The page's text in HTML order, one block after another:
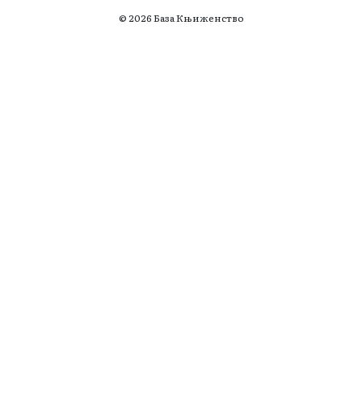
© 2026 База Књиженство